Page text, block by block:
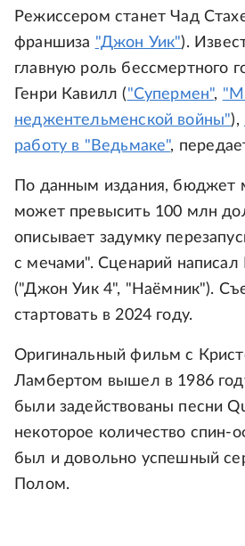
Режиссером станет Чад
франшиза "Джон Уик").
главную роль бессмертного
Генри Кавилл ("Супермен",
неджентельменской войны"),
работу в "Ведьмаке",
По данным издания, бюджет
может превысить 100 млн
описывает задумку
с мечами". Сценарий
("Джон Уик 4", "Наёмник").
стартовать в 2024 году.
Оригинальный фильм с
Ламбертом вышел в 1986
были задействованы песни
некоторое количество спин-
был и довольно успешный
Полом.